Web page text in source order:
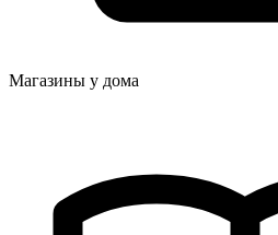
Магазины у дома